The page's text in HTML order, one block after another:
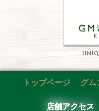
トップページ グム
店舗アクセス